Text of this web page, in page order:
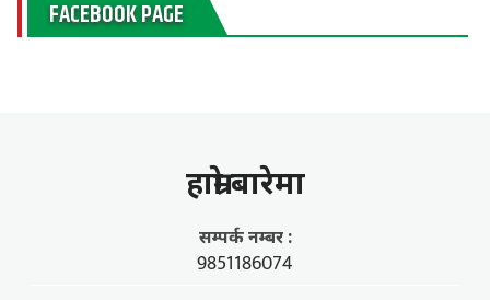
FACEBOOK PAGE
हाम्राे बारेमा
सम्पर्क नम्बर :
9851186074